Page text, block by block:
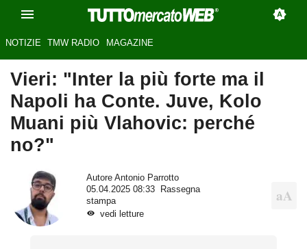
NOTIZIE TMW RADIO MAGAZINE
Vieri: "Inter la più forte ma il
Napoli ha Conte. Juve, Kolo
Muani più Vlahovic: perché
no?"
Autore Antonio Parrotto
05.04.2025 08:33
Rassegna
stampa
vedi letture